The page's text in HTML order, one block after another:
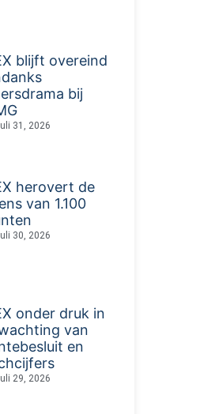
blijft overeind
bij
31, 2026
herovert de
van 1.100
30, 2026
onder druk in
van
en
29, 2026